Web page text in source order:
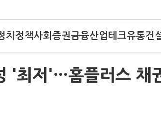
치 정책사회 증권금융산업테크유통건
'최저'…홈플러스 채